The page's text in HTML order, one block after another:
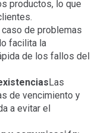
productos, lo que
caso de problemas
facilita la
de los fallos del
Las
de vencimiento y
a evitar el